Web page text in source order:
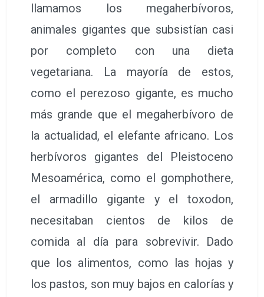
llamamos los megaherbívoros,
animales gigantes que subsistían casi
por completo con una dieta
vegetariana. La mayoría de estos,
como el perezoso gigante, es mucho
más grande que el megaherbívoro de
la actualidad, el elefante africano. Los
herbívoros gigantes del Pleistoceno
Mesoamérica, como el gomphothere,
el armadillo gigante y el toxodon,
necesitaban cientos de kilos de
comida al día para sobrevivir. Dado
que los alimentos, como las hojas y
los pastos, son muy bajos en calorías y